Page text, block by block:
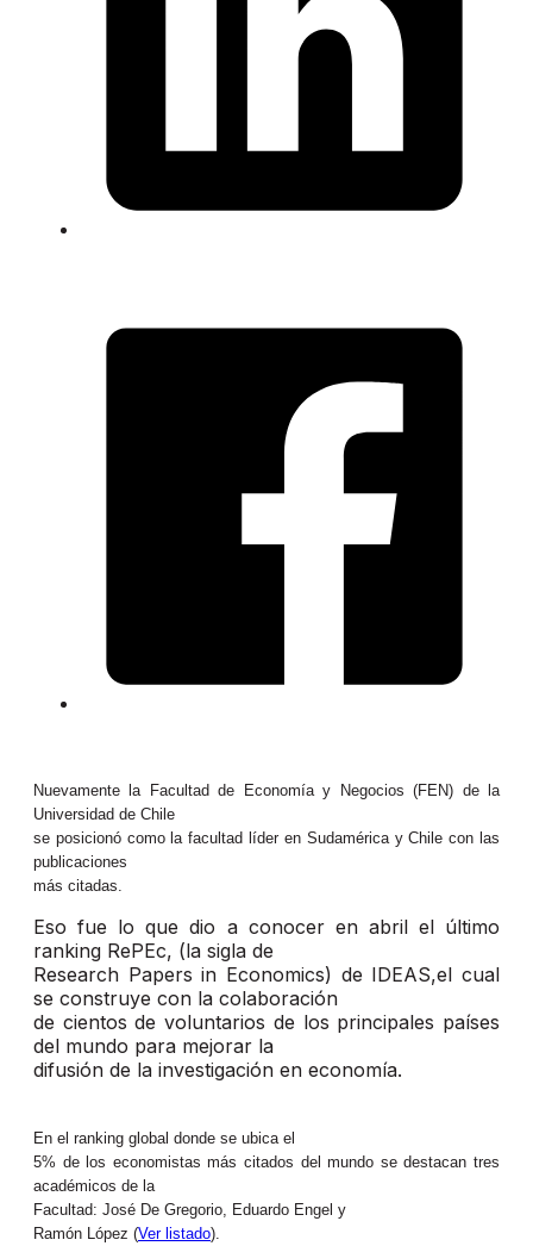
Nuevamente la Facultad de Economía y Negocios (FEN) de la
Universidad de Chile
se posicionó como la facultad líder en Sudamérica y Chile con las
publicaciones
más citadas.
Eso fue lo que dio a conocer en abril el último
ranking RePEc, (la sigla de
Research Papers in Economics) de IDEAS,el cual
se construye con la colaboración
de cientos de voluntarios de los principales países
del mundo para mejorar la
difusión de la investigación en economía.
En el ranking global donde se ubica el
5% de los economistas más citados del mundo se destacan tres
académicos de la
Facultad: José De Gregorio, Eduardo Engel y
Ramón López (Ver listado).